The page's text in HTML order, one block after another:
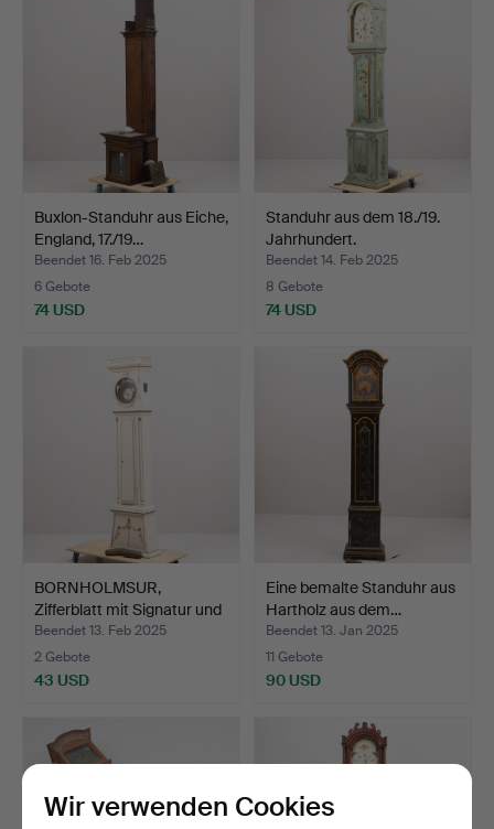
Buxlon-Standuhr aus Eiche,
England, 17./19…
Beendet 16. Feb 2025
6 Gebote
74 USD
Standuhr aus dem 18./19.
Jahrhundert.
Beendet 14. Feb 2025
8 Gebote
74 USD
BORNHOLMSUR,
Zifferblatt mit Signatur und
…
Beendet 13. Feb 2025
2 Gebote
43 USD
Eine bemalte Standuhr aus
Hartholz aus dem…
Beendet 13. Jan 2025
11 Gebote
90 USD
Wir verwenden Cookies